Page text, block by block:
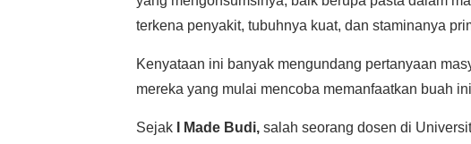
terkena penyakit, tubuhnya kuat, dan staminanya
Kenyataan ini banyak mengundang pertanyaan
mereka yang mulai mencoba memanfaatkan buah
Sejak I Made Budi, salah seorang dosen di